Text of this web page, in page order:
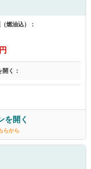
燃油込）：
開く：
を開く
らから